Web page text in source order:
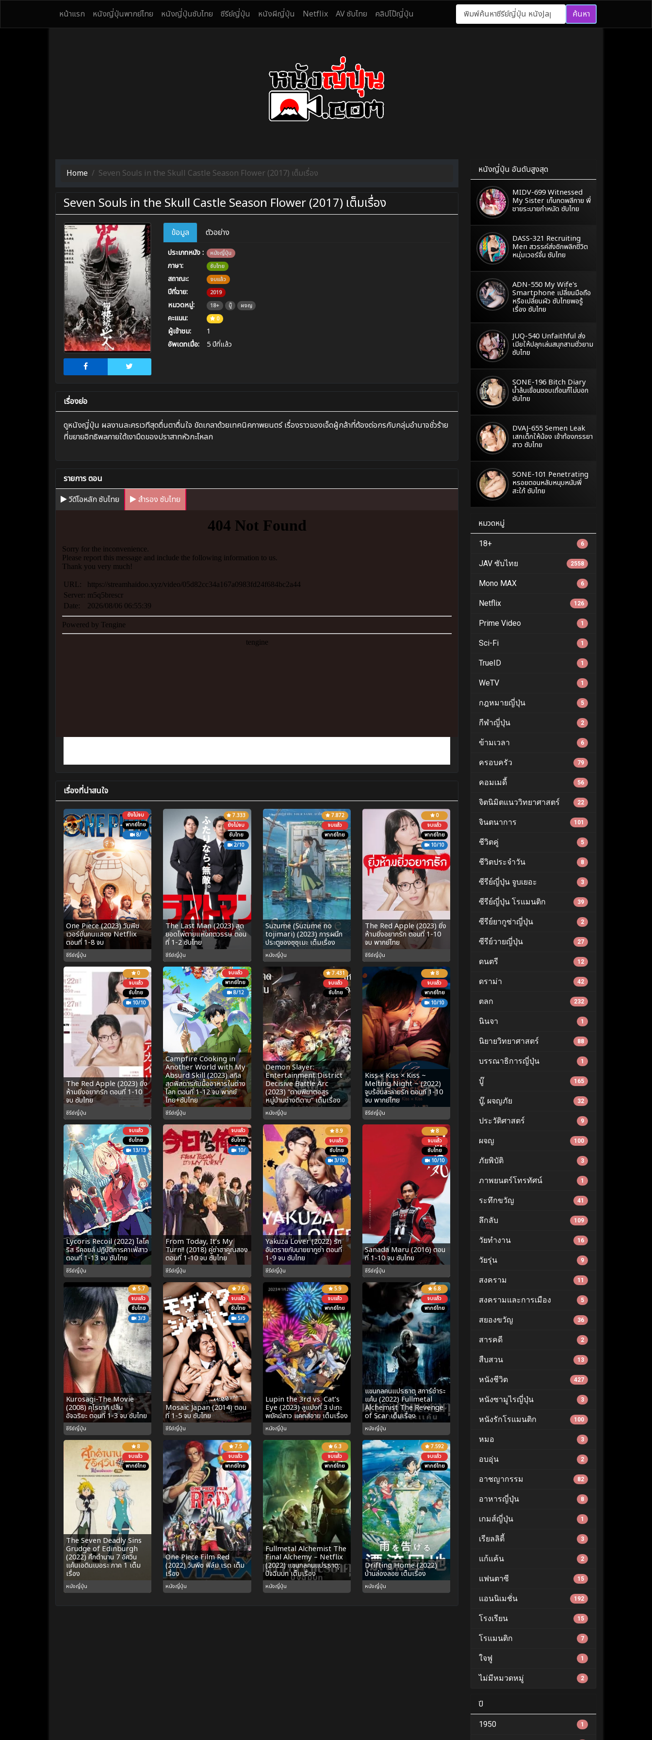
หน้าแรก หนังญี่ปุ่นพากย์ไทย หนังญี่ปุ่นซับไทย ซีรีย์ญี่ปุ่น หนังผีญี่ปุ่น Netflix AV ซับไทย คลิปโป๊ญี่ปุ่น ค้นหา
Home Seven Souls in the Skull Castle Season Flower (2017) เต็มเรื่อง
Seven Souls in the Skull Castle Season Flower (2017) เต็มเรื่อง
ข้อมูล ตัวอย่าง
ประเภทหนัง : หนังญี่ปุ่น
ภาษา: ซับไทย
สถาณะ: จบแล้ว
ปีที่ฉาย: 2019
หมวดหมู่: 18+ บู๊ ผจญ
คะแนน: 0
ผู้เข้าชม:
1
อัพเดทเมื่อ:
5 ปีที่แล้ว
เรื่องย่อ
ดูหนังญี่ปุ่น ผลงานละครเวทีสุดตื่นตาตื่นใจ ขัดเกลาด้วยเทคนิคภาพยนตร์ เรื่องราวของเจ็ดผู้กล้าที่ต้องต่อกรกับกลุ่มอำนาจชั่วร้าย
ที่ขยายอิทธิพลภายใต้เงามืดของปราสาทหัวกะโหลก
รายการ ตอน
วีดีโอหลัก ซับไทย
สำรอง ซับไทย
เรื่องที่น่าสนใจ
ยังไม่จบ
พากย์ไทย
8/
One Piece (2023) วันพีช
เวอร์ชั่นคนแสดง Netflix
ตอนที่ 1-8 จบ
ซีรีย์ญี่ปุ่น
7.333
ยังไม่จบ
ซับไทย
2/10
The Last Man (2023) สุด
ยอดไพ่ตายแห่งศตวรรษ ตอน
ที่ 1-2 ซับไทย
ซีรีย์ญี่ปุ่น
7.872
จบแล้ว
พากย์ไทย
Suzume (Suzume no
tojimari) (2023) การผนึก
ประตูของซุซุเมะ เต็มเรื่อง
หนังญี่ปุ่น
0
จบแล้ว
พากย์ไทย
10/10
The Red Apple (2023) ยิ่ง
ห้ามยิ่งอยากรัก ตอนที่ 1-10
จบ พากย์ไทย
ซีรีย์ญี่ปุ่น
0
จบแล้ว
ซับไทย
10/10
The Red Apple (2023) ยิ่ง
ห้ามยิ่งอยากรัก ตอนที่ 1-10
จบ ซับไทย
ซีรีย์ญี่ปุ่น
จบแล้ว
พากย์ไทย
8/12
Campfire Cooking in
Another World with My
Absurd Skill (2023) สกิล
สุดพิสดารกับมื้ออาหารในต่าง
โลก ตอนที่ 1-12 จบ พากย์
ไทย+ซับไทย
ซีรีย์ญี่ปุ่น
7.431
จบแล้ว
ซับไทย
Demon Slayer:
Entertainment District
Decisive Battle Arc
(2023) “ดาบพิฆาตอสูร
หมู่บ้านช่างตีดาบ” เต็มเรื่อง
หนังญี่ปุ่น
8
จบแล้ว
พากย์ไทย
10/10
Kiss × Kiss × Kiss ~
Melting Night ~ (2022)
จูบร้อนละลายรัก ตอนที่ 1-10
จบ พากย์ไทย
ซีรีย์ญี่ปุ่น
จบแล้ว
ซับไทย
13/13
Lycoris Recoil (2022) ไลโค
ริส รีคอยล์ ปฏิบัติการคาเฟ่สาว
ตอนที่ 1-13 จบ ซับไทย
ซีรีย์ญี่ปุ่น
จบแล้ว
ซับไทย
10/
From Today, It’s My
Turn!! (2018) คู่ซ่าฮาคูณสอง
ตอนที่ 1-10 จบ ซับไทย
ซีรีย์ญี่ปุ่น
8.9
จบแล้ว
ซับไทย
3/10
Yakuza Lover (2022) รัก
อันตรายกับนายยากูซ่า ตอนที่
1-9 จบ ซับไทย
ซีรีย์ญี่ปุ่น
8
จบแล้ว
ซับไทย
10/10
Sanada Maru (2016) ตอน
ที่ 1-10 จบ ซับไทย
ซีรีย์ญี่ปุ่น
5.7
จบแล้ว
ซับไทย
3/3
Kurosagi-The Movie
(2008) คุโรซากิ ปล้น
อัจฉริยะ ตอนที่ 1-3 จบ ซับไทย
ซีรีย์ญี่ปุ่น
7.6
จบแล้ว
ซับไทย
5/5
Mosaic Japan (2014) ตอน
ที่ 1-5 จบ ซับไทย
ซีรีย์ญี่ปุ่น
5.9
จบแล้ว
พากย์ไทย
Lupin the 3rd vs. Cat’s
Eye (2023) ลูแปงที่ 3 ปะทะ
พยัคฆ์สาว แคทส์อาย เต็มเรื่อง
หนังญี่ปุ่น
6.8
จบแล้ว
พากย์ไทย
แขนกลคนแปรธาตุ สการ์ชำระ
แค้น (2022) Fullmetal
Alchemist The Revenge
of Scar เต็มเรื่อง
หนังญี่ปุ่น
8
จบแล้ว
พากย์ไทย
The Seven Deadly Sins
Grudge of Edinburgh
(2022) ศึกตำนาน 7 อัศวิน
แค้นเอดินเบอระ ภาค 1 เต็ม
เรื่อง
หนังญี่ปุ่น
7.5
จบแล้ว
พากย์ไทย
One Piece Film Red
(2022) วันพีซ ฟิล์ม เรด เต็ม
เรื่อง
หนังญี่ปุ่น
6.3
จบแล้ว
พากย์ไทย
Fullmetal Alchemist The
Final Alchemy – Netflix
(2022) แขนกลคนแปรธาตุ:
ปัจฉิมบท เต็มเรื่อง
หนังญี่ปุ่น
7.592
จบแล้ว
พากย์ไทย
Drifting Home (2022)
บ้านล่องลอย เต็มเรื่อง
หนังญี่ปุ่น
หนังญี่ปุ่น อันดับสูงสุด
MIDV-699 Witnessed
My Sister เก็บกดพลีกาย พี่
ชายระบายกำหนัด ซับไทย
DASS-321 Recruiting
Men สวรรค์ส่งซิกพลิกชีวิต
หนุ่มเวอร์จิ้น ซับไทย
ADN-550 My Wife's
Smartphone เปลี่ยนมือถือ
หรือเปลี่ยนผัว ซับไทยพอรู้
เรื่อง ซับไทย
JUQ-540 Unfaithful ส่ง
เมียให้ปลุกเล่นสนุกสามชั่วยาม
ซับไทย
SONE-196 Bitch Diary
น้ำล้นเขื่อนชอบเถื่อนก็ไม่บอก
ซับไทย
DVAJ-655 Semen Leak
เสกเด็กให้น้อง เข้าท้องภรรยา
สาว ซับไทย
SONE-101 Penetrating
หรอยตอนหลับหนุบหนับพี่
สะใภ้ ซับไทย
หมวดหมู่
18+ 6
JAV ซับไทย 2558
Mono MAX 6
Netflix 126
Prime Video 1
Sci-Fi 1
TrueID 1
WeTV 1
กฎหมายญี่ปุ่น 5
กีฬาญี่ปุ่น 2
ข้ามเวลา 6
ครอบครัว 79
คอมเมดี้ 56
จิตนิมิตแนววิทยาศาสตร์ 22
จินตนาการ 101
ชีวิตคู่ 5
ชีวิตประจำวัน 8
ซีรีย์ญี่ปุ่น จูบเยอะ 3
ซีรีย์ญี่ปุ่น โรแมนติก 39
ซีรีย์ยากูซ่าญี่ปุ่น 2
ซีรีย์วายญี่ปุ่น 27
ดนตรี 12
ดราม่า 42
ตลก 232
นินจา 1
นิยายวิทยาศาสตร์ 88
บรรณาธิการญี่ปุ่น 1
บู๊ 165
บู๊, ผจญภัย 32
ประวัติศาสตร์ 9
ผจญ 100
ภัยพิบัติ 3
ภาพยนตร์โทรทัศน์ 1
ระทึกขวัญ 41
ลึกลับ 109
วัยทำงาน 16
วัยรุ่น 9
สงคราม 11
สงครามและการเมือง 5
สยองขวัญ 36
สารคดี 2
สืบสวน 13
หนังชีวิต 427
หนังซามูไรญี่ปุ่น 3
หนังรักโรแมนติก 100
หมอ 3
อบอุ่น 2
อาชญากรรม 82
อาหารญี่ปุ่น 8
เกมส์ญี่ปุ่น 1
เรียลลิตี้ 3
แก้แค้น 2
แฟนตาซี 15
แอนนิเมชั่น 192
โรงเรียน 15
โรแมนติก 7
ใจฟู 1
ไม่มีหมวดหมู่ 2
ปี
1950 1